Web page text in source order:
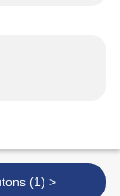
Moutons (1) >